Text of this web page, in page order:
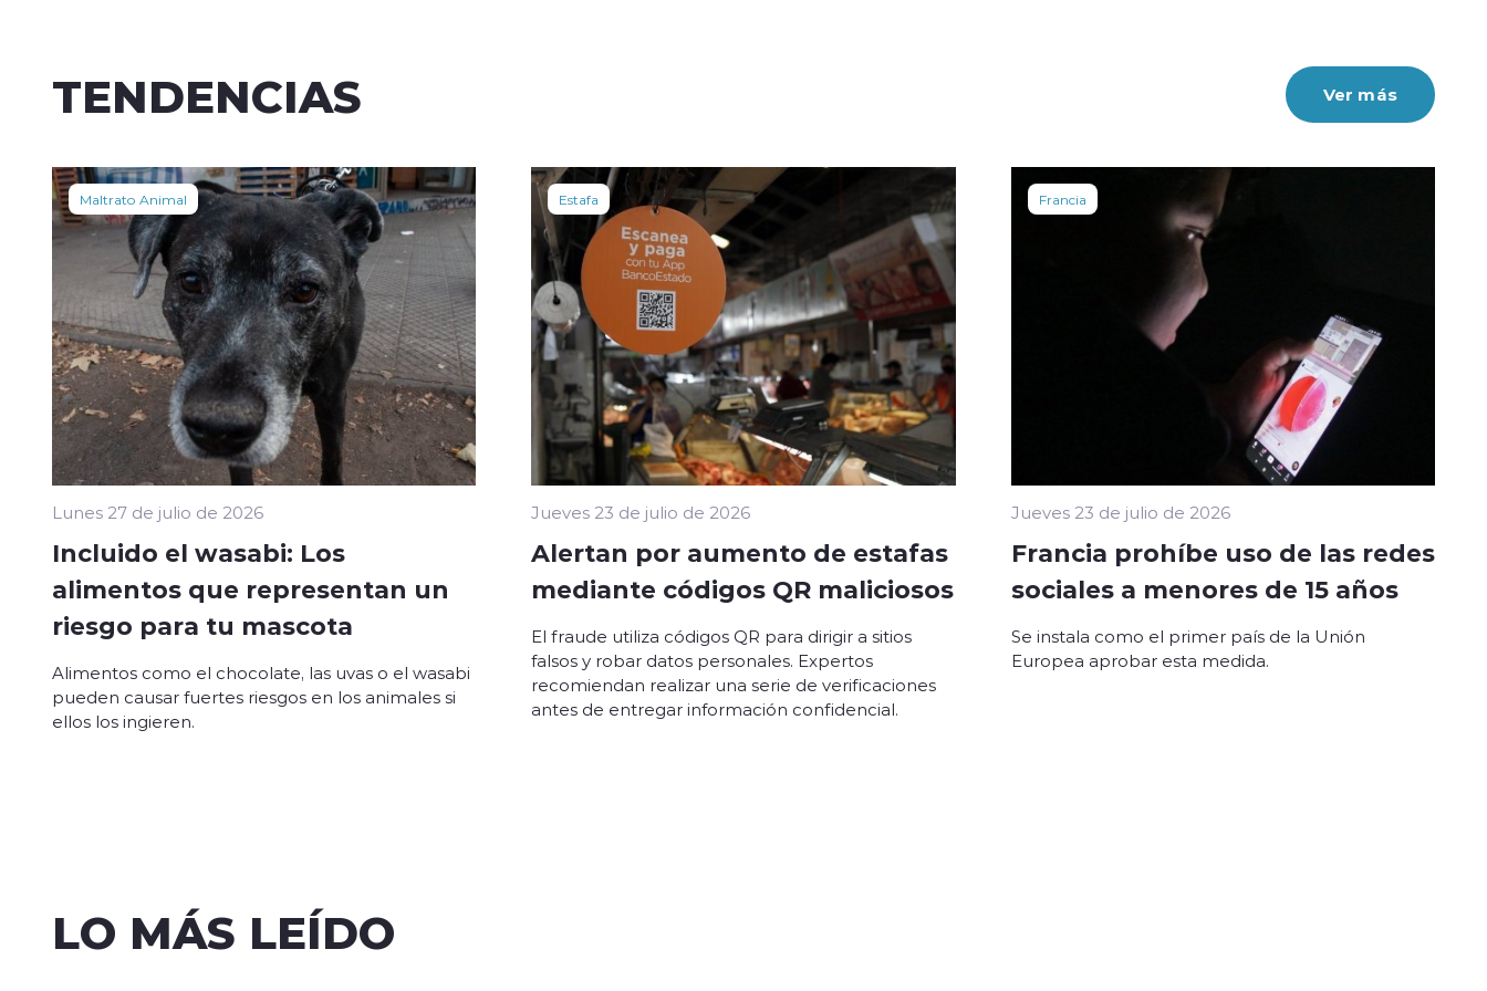
TENDENCIAS Ver más
Maltrato Animal
Lunes 27 de julio de 2026
Incluido el wasabi: Los
alimentos que representan un
riesgo para tu mascota
Alimentos como el chocolate, las uvas o el wasabi
pueden causar fuertes riesgos en los animales si
ellos los ingieren.
Estafa
Jueves 23 de julio de 2026
Alertan por aumento de estafas
mediante códigos QR maliciosos
El fraude utiliza códigos QR para dirigir a sitios
falsos y robar datos personales. Expertos
recomiendan realizar una serie de verificaciones
antes de entregar información confidencial.
Francia
Jueves 23 de julio de 2026
Francia prohíbe uso de las redes
sociales a menores de 15 años
Se instala como el primer país de la Unión
Europea aprobar esta medida.
LO MÁS LEÍDO